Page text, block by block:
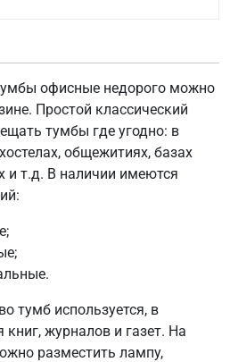
офисные недорого можно
Простой классический
тумбы где угодно: в
общежитиях, базах
и т.д. В наличии имеются
тумб используется, в
журналов и газет. На
разместить лампу,